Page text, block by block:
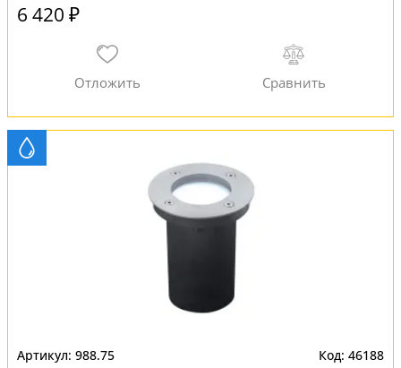
6 420 ₽
988.75 46188